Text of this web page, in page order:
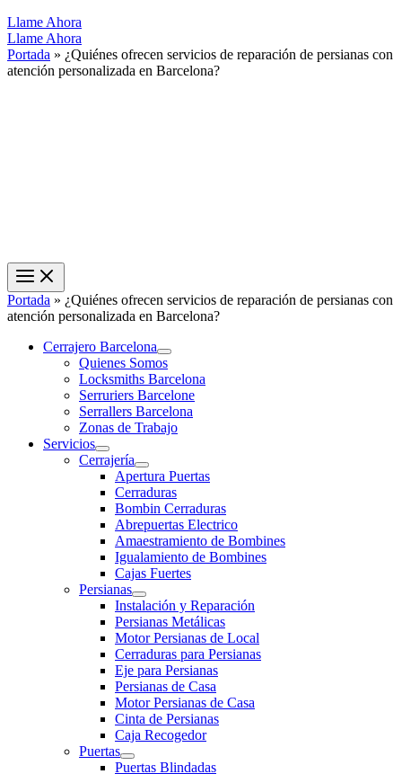
Llame Ahora
Llame Ahora
Portada » ¿Quiénes ofrecen servicios de reparación de persianas con
atención personalizada en Barcelona?
Portada » ¿Quiénes ofrecen servicios de reparación de persianas con
atención personalizada en Barcelona?
Cerrajero Barcelona
Quienes Somos
Locksmiths Barcelona
Serruriers Barcelone
Serrallers Barcelona
Zonas de Trabajo
Servicios
Cerrajería
Apertura Puertas
Cerraduras
Bombin Cerraduras
Abrepuertas Electrico
Amaestramiento de Bombines
Igualamiento de Bombines
Cajas Fuertes
Persianas
Instalación y Reparación
Persianas Metálicas
Motor Persianas de Local
Cerraduras para Persianas
Eje para Persianas
Persianas de Casa
Motor Persianas de Casa
Cinta de Persianas
Caja Recogedor
Puertas
Puertas Blindadas